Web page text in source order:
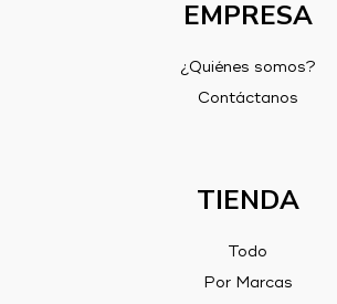
EMPRESA
¿Quiénes somos?
Contáctanos
TIENDA
Todo
Por Marcas